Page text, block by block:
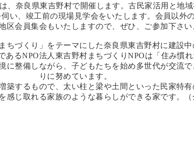
、奈良県東吉野村で開催します。古民家活用と地
い、竣工前の現場見学会をいたします。会員以外
区会員集会もいたしますので、ぜひ、ご参加下さい
ちづくり」をテーマにした奈良県東吉野村に建設
るNPO法人東吉野村まちづくりNPOは「住み慣
に整備しながら、子どもたちを始め多世代が交流
りに努めています。
築するもので、太い柱と梁や土間といった民家特
感じ取れる家族のような暮らしができる家です。（